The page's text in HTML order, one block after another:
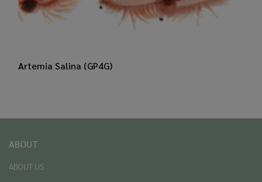
​Artemia Salina (GP4G)
ABOUT
ABOUT US